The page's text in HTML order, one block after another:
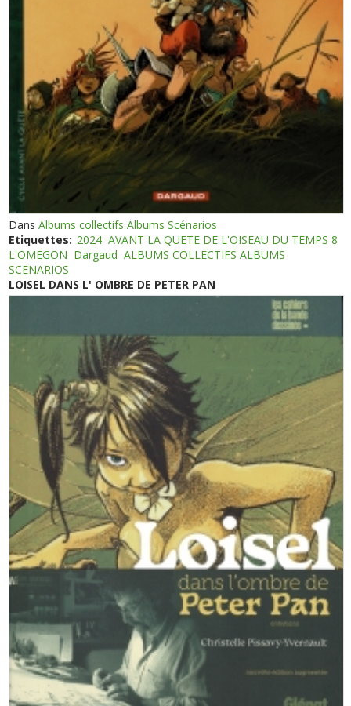
DansAlbums collectifs Albums Scénarios
Etiquettes: 2024 AVANT LA QUETE DE L'OISEAU DU TEMPS 8
L'OMEGON Dargaud ALBUMS COLLECTIFS ALBUMS
SCENARIOS
LOISEL DANS L' OMBRE DE PETER PAN